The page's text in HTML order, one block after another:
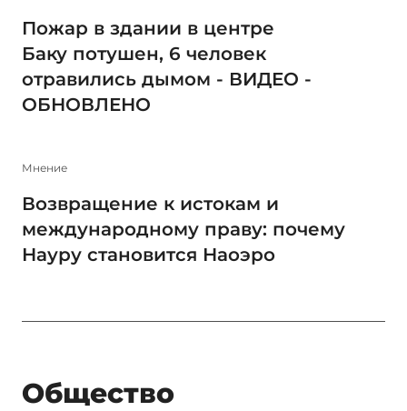
Пожар в здании в центре
Баку потушен, 6 человек
отравились дымом - ВИДЕО -
ОБНОВЛЕНО
Мнение
Возвращение к истокам и
международному праву: почему
Науру становится Наоэро
Общество